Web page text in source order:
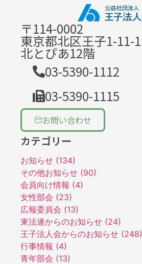
〒114-0002
東京都北区王子1-11-1
北とぴあ12階
03-5390-1112
03-5390-1115
お問い合わせ
カテゴリー
お知らせ (134)
その他お知らせ (90)
会員向け情報 (4)
女性部会 (23)
広報委員会 (13)
東法連からのお知らせ (24)
王子法人会からのお知らせ (248)
行事情報 (4)
青年部会 (13)